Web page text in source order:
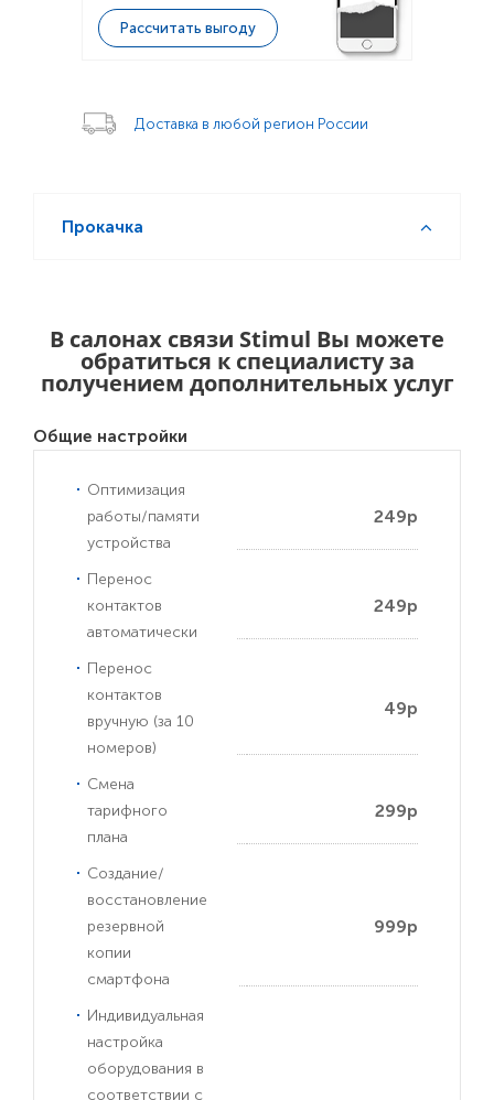
Рассчитать выгоду
Доставка в любой регион России
Прокачка
В салонах связи Stimul Вы можете
обратиться к специалисту за
получением дополнительных услуг
Общие настройки
Оптимизация
работы/памяти
устройства
249р
Перенос
контактов
автоматически
249р
Перенос
контактов
вручную (за 10
номеров)
49р
Смена
тарифного
плана
299р
Создание/
восстановление
резервной
копии
смартфона
999р
Индивидуальная
настройка
оборудования в
соответствии с